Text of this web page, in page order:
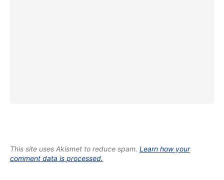
This site uses Akismet to reduce spam. Learn how your
comment data is processed.